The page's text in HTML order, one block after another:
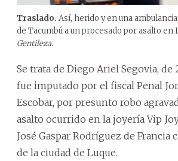
Traslado. Así, herido y en una
de Tacumbú a un procesado por asalto en
Gentileza.
Se trata de Diego Ariel Segovia, de
fue imputado por el fiscal Penal
Escobar, por presunto robo
asalto ocurrido en la joyería Vip
José Gaspar Rodríguez de Francia
de la ciudad de Luque.